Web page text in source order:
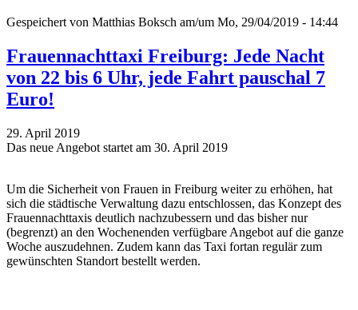
Gespeichert von Matthias Boksch am/um Mo, 29/04/2019 - 14:44
Frauennachttaxi Freiburg: Jede Nacht
von 22 bis 6 Uhr, jede Fahrt pauschal 7
Euro!
29. April 2019
Das neue Angebot startet am 30. April 2019
Um die Sicherheit von Frauen in Freiburg weiter zu erhöhen, hat
sich die städtische Verwaltung dazu entschlossen, das Konzept des
Frauennachttaxis deutlich nachzubessern und das bisher nur
(begrenzt) an den Wochenenden verfügbare Angebot auf die ganze
Woche auszudehnen. Zudem kann das Taxi fortan regulär zum
gewünschten Standort bestellt werden.